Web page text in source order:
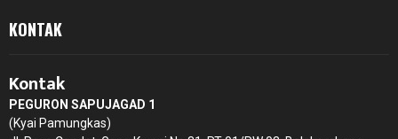
KONTAK
Kontak
PEGURON SAPUJAGAD 1
(Kyai Pamungkas)